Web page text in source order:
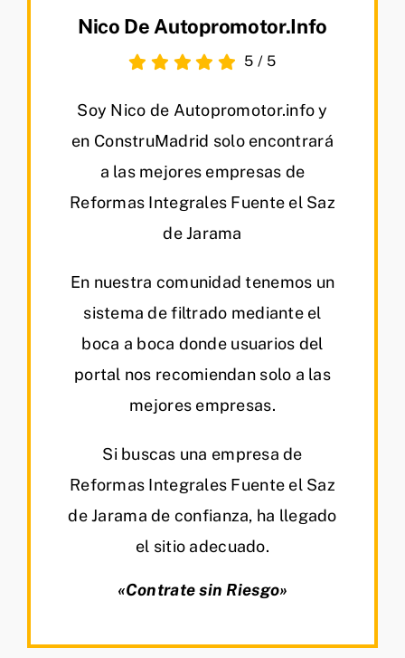
Nico De Autopromotor.info
5 / 5
Soy Nico de Autopromotor.info y
en ConstruMadrid solo encontrará
a las mejores empresas de
Reformas Integrales Fuente el Saz
de Jarama
En nuestra comunidad tenemos un
sistema de filtrado mediante el
boca a boca donde usuarios del
portal nos recomiendan solo a las
mejores empresas.
Si buscas una empresa de
Reformas Integrales Fuente el Saz
de Jarama de confianza, ha llegado
el sitio adecuado.
«Contrate sin Riesgo»